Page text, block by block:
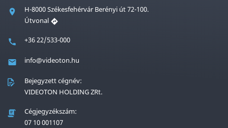
H-8000 Székesfehérvár Berényi út 72-100.
Útvonal
+36 22/533-000
info@videoton.hu
Bejegyzett cégnév:
VIDEOTON HOLDING ZRt.
Cégjegyzékszám:
07 10 001107